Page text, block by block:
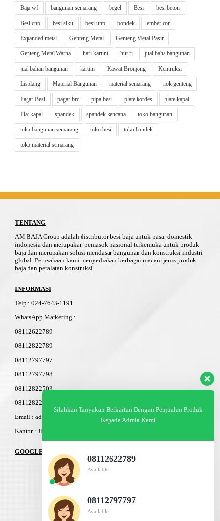
Baja wf bangunan semarang begel Besi besi beton
Besi cnp besi siku besi unp bondek ember cor
Expanded metal Genteng Metal Genteng Metal Pasir
Genteng Metal Warna hari kartini hut ri jual baha bangunan
jual bahan bangunan kartini Kawat Bronjong Kontruksi
Lisplang Material Bangunan material semarang nok genteng
Pagar Besi pagar brc pipa besi plate bordes plate kapal
Plat kapal spandek spandek kencana toko bangunan
toko bangunan semarang toko besi toko bondek
toko material semarang
TENTANG
AM BAJA Group adalah distributor besi baja untuk pasar domestik
indonesia dan merupakan pemasok nasional terkemuka untuk produk
baja dan merupakan solusi mendasar bangunan dan konstruksi industri
global. Perusahaan kami menyediakan berbagai macam jenis produk
baja dan peralatan konstruksi.
INFORMASI
Telp : 024-7643-1191
WhatsApp Marketing :
08112622789
08112822789
08112797797
08112797798
08112822503
08112822603
Email : admin@am-baja.com
Kantor : Jl. Gatot Subroto 7b Semarang.
GOOGLE MAPS
Silahkan Tanyakan Berkaitan Dengan Penjualan Produk
Kepada Admin Kami
08112622789
Available
08112797797
Available